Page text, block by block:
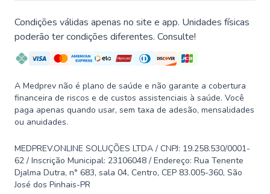
Condições válidas apenas no site e app. Unidades físicas
poderão ter condições diferentes. Consulte!
A Medprev não é plano de saúde e não garante a cobertura
financeira de riscos e de custos assistenciais à saúde. Você
paga apenas quando usar, sem taxa de adesão, mensalidades
ou anuidades.
MEDPREV.ONLINE SOLUÇÕES LTDA / CNPJ: 19.258.530/0001-
62 / Inscrição Municipal: 23106048 / Endereço: Rua Tenente
Djalma Dutra, n° 683, sala 04, Centro, CEP 83.005-360, São
José dos Pinhais-PR